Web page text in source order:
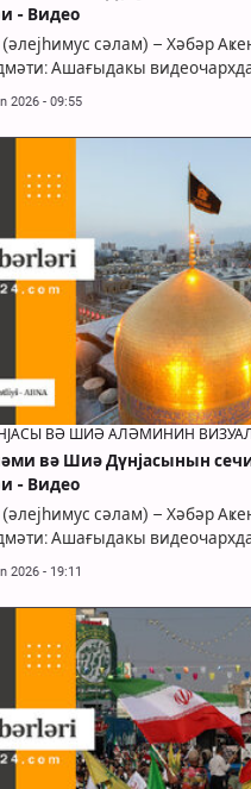
- Видео
(әлејһимус сәлам) – Хәбәр
Ашағыдакы
2026 - 09:55
ВӘ ШИӘ АЛӘМИНИН
вә Шиә Дүнјасынын
- Видео
(әлејһимус сәлам) – Хәбәр
Ашағыдакы
2026 - 19:11